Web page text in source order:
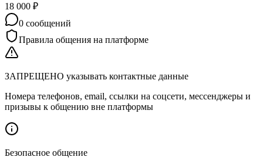
18 000 ₽
0 сообщений
Правила общения на платформе
ЗАПРЕЩЕНО указывать контактные данные
Номера телефонов, email, ссылки на соцсети, мессенджеры и
призывы к общению вне платформы
Безопасное общение